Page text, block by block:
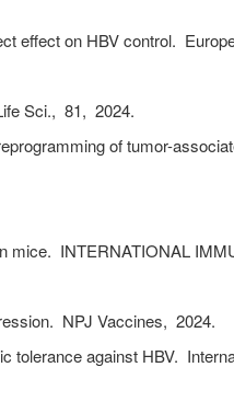
effect on HBV control.
Sci., 81, 2024.
of tumor-
mice. INTERNATIONAL
NPJ Vaccines, 2024.
tolerance against HBV.